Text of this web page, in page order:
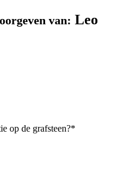
van: Leo
op de grafsteen?*